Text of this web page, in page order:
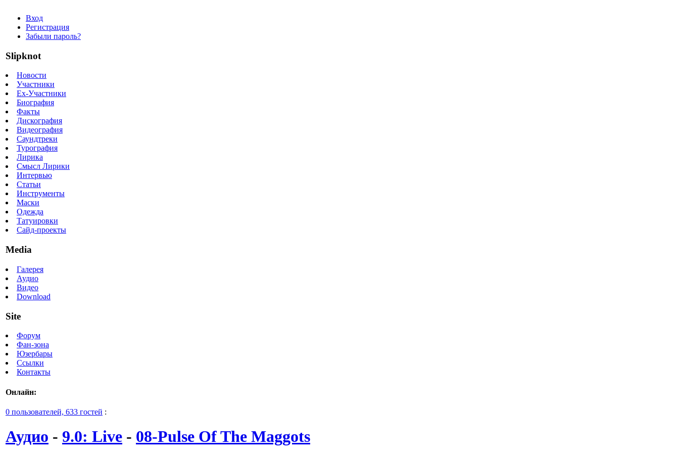
Вход
Регистрация
Забыли пароль?
Slipknot
Новости
Участники
Ex-Участники
Биография
Факты
Дискография
Видеография
Саундтреки
Турография
Лирика
Смысл Лирики
Интервью
Статьи
Инструменты
Маски
Одежда
Татуировки
Сайд-проекты
Media
Галерея
Аудио
Видео
Download
Site
Форум
Фан-зона
Юзербары
Ссылки
Контакты
Онлайн:
0 пользователей, 633 гостей :
Аудио - 9.0: Live - 08-Pulse Of The Maggots